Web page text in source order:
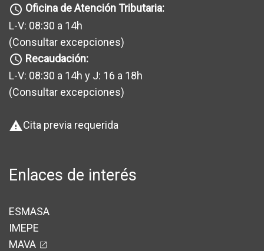
query_builder Oficina de Atención Tributaria:
L-V: 08:30 a 14h
(Consultar excepciones)
query_builder Recaudación:
L-V: 08:30 a 14h y J: 16 a 18h
(Consultar excepciones)
warningCita previa requerida
Enlaces de interés
ESMASA
IMEPE
MAVA